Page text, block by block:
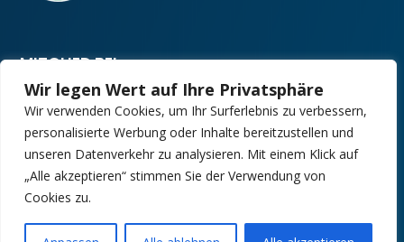
Wir legen Wert auf Ihre Privatsphäre
Wir verwenden Cookies, um Ihr Surferlebnis zu verbessern,
personalisierte Werbung oder Inhalte bereitzustellen und
unseren Datenverkehr zu analysieren. Mit einem Klick auf
„Alle akzeptieren“ stimmen Sie der Verwendung von
Cookies zu.
MITGLIED BEI: